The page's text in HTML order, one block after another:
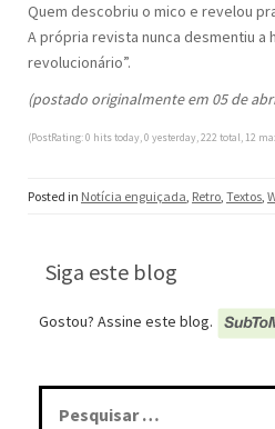
Quem descobriu o mico e revelou
A própria revista nunca desmentiu a
revolucionário”.
(postado originalmente em 05 de
(PostRating: 0 hits today, 0 yesterday, 222 total, 12
Posted in Notícia enguiçada, Retro, Textos,
Siga este blog
Gostou? Assine este blog.
Pesquisar
por: